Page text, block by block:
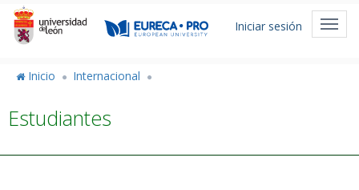
Pasar
contenido
Menú
Iniciar sesión
Inicio Internacional
Estudiantes